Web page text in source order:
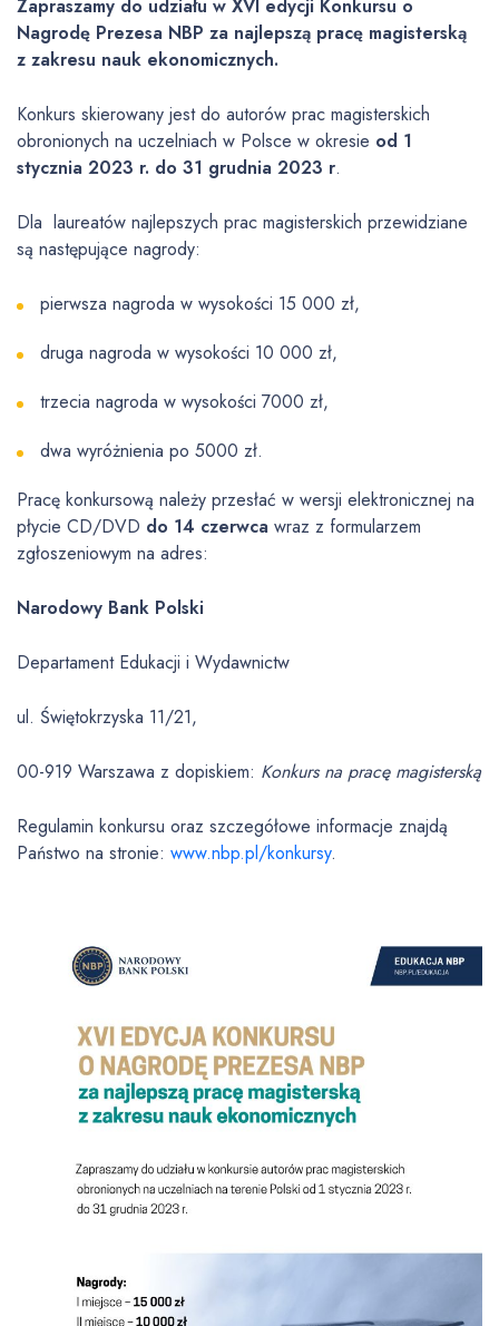
Zapraszamy do udziału w XVI edycji Konkursu o
Nagrodę Prezesa NBP za najlepszą pracę magisterską
z zakresu nauk ekonomicznych.
Konkurs skierowany jest do autorów prac magisterskich
obronionych na uczelniach w Polsce w okresie od 1
stycznia 2023 r. do 31 grudnia 2023 r.
Dla laureatów najlepszych prac magisterskich przewidziane
są następujące nagrody:
pierwsza nagroda w wysokości 15 000 zł,
druga nagroda w wysokości 10 000 zł,
trzecia nagroda w wysokości 7000 zł,
dwa wyróżnienia po 5000 zł.
Pracę konkursową należy przesłać w wersji elektronicznej na
płycie CD/DVD do 14 czerwca wraz z formularzem
zgłoszeniowym na adres:
Narodowy Bank Polski
Departament Edukacji i Wydawnictw
ul. Świętokrzyska 11/21,
00-919 Warszawa z dopiskiem: Konkurs na pracę magisterską
Regulamin konkursu oraz szczegółowe informacje znajdą
Państwo na stronie: www.nbp.pl/konkursy.